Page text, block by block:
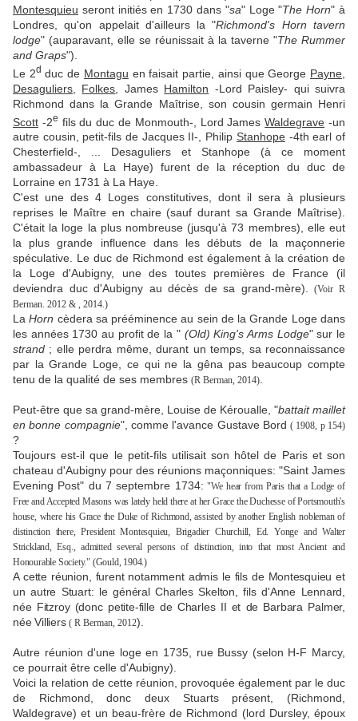
Montesquieu seront initiés en 1730 dans "sa" Loge "The Horn" à
Londres, qu'on appelait d'ailleurs la "Richmond's Horn tavern
lodge" (auparavant, elle se réunissait à la taverne "The Rummer
and Graps").
Le 2d duc de Montagu en faisait partie, ainsi que George Payne
Desaguliers
Folkes , James Hamilton -Lord Paisley- qui suivra
Richmond dans la Grande Maîtrise, son cousin germain Henri
Scott -2e fils du duc de Monmouth-, Lord JamesWaldegrave -un
autre cousin, petit-fils de Jacques II-, Philip Stanhope-4th earl of
Chesterfield-, ... Desaguliers et Stanhope (à ce moment
ambassadeur à La Haye) furent de la réception du duc de
Lorraine en 1731 à La Haye.
C'est une des 4 Loges constitutives, dont il sera à plusieurs
reprises le Maître en chaire (sauf durant sa Grande Maîtrise).
C'était la loge la plus nombreuse (jusqu'à 73 membres), elle eut
la plus grande influence dans les débuts de la maçonnerie
spéculative. Le duc de Richmond est également à la création de
la Loge d'Aubigny, une des toutes premières de France (il
deviendra duc d'Aubigny au décès de sa grand-mère).(Voir R
Berman. 2012 & , 2014.)
LaHorn cèdera sa prééminence au sein de la Grande Loge dans
les années 1730 au profit de la " (Old) King's Arms Lodge" sur le
strand ; elle perdra même, durant un temps, sa reconnaissance
par la Grande Loge, ce qui ne la gêna pas beaucoup compte
tenu de la qualité de ses membres (R Berman, 2014).
Peut-être que sa grand-mère, Louise de Kéroualle, "battait maillet
en bonne compagnie", comme l'avance Gustave Bord( 1908, p 154)
?
Toujours est-il que le petit-fils utilisait son hôtel de Paris et son
chateau d'Aubigny pour des réunions maçonniques: "Saint James
Evening Post" du 7 septembre 1734: "We hear from Paris that a Lodge of
Free and Accepted Masons was lately held there at her Grace the Duchesse of Portsmouth's
house, where his Grace the Duke of Richmond, assisted by another English nobleman of
distinction there, President Montesquieu, Brigadier Churchill, Ed. Yonge and Walter
Strickland, Esq., admitted several persons of distinction, into that most Ancient and
Honourable Society." (Gould, 1904.)
A cette réunion, furent notamment admis le fils de Montesquieu et
un autre Stuart: le général Charles Skelton, fils d'Anne Lennard,
née Fitzroy (donc petite-fille de Charles II et de Barbara Palmer,
née Villiers( R Berman, 2012).
Autre réunion d'une loge en 1735, rue Bussy (selon H-F Marcy,
ce pourrait être celle d'Aubigny).
Voici la relation de cette réunion, provoquée également par le duc
de Richmond, donc deux Stuarts présent, (Richmond,
Waldegrave) et un beau-frère de Richmond (lord Dursley, époux